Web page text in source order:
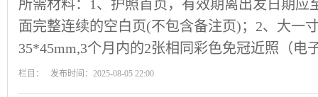
所需材料：1、护照首页，有效期离出发日期应
面完整连续的空白页(不包含备注页)；2、大一
35*45mm,3个月内的2张相同彩色免冠近照（电
栏目： 发布时间：2025-08-05 22:00